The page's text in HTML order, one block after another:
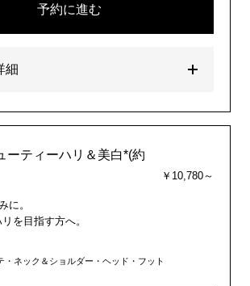
予約に進む
細
ーティーハリ＆美白*(約
￥10,780～
に。
を目指す方へ。
・ネック＆ショルダー・ヘッド・フット